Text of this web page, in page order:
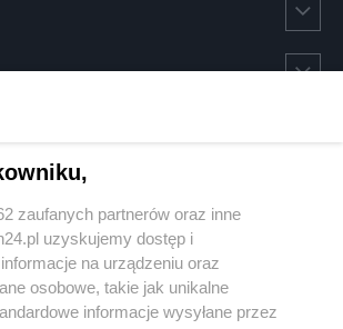
zaufanych partnerów oraz inne
uzyskujemy dostęp i
na urządzeniu oraz
osobowe, takie jak unikalne
informacje wysyłane przez